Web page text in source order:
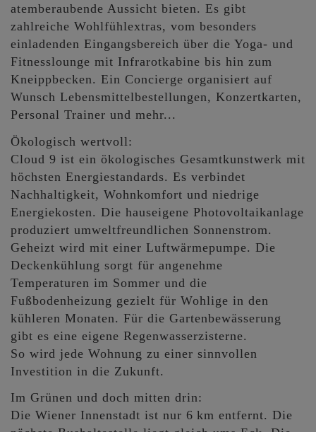
atemberaubende Aussicht bieten. Es gibt
zahlreiche Wohlfühlextras, vom besonders
einladenden Eingangsbereich über die Yoga- und
Fitnesslounge mit Infrarotkabine bis hin zum
Kneippbecken. Ein Concierge organisiert auf
Wunsch Lebensmittelbestellungen, Konzertkarten,
Personal Trainer und mehr...
Ökologisch wertvoll:
Cloud 9 ist ein ökologisches Gesamtkunstwerk mit
höchsten Energiestandards. Es verbindet
Nachhaltigkeit, Wohnkomfort und niedrige
Energiekosten. Die hauseigene Photovoltaikanlage
produziert umweltfreundlichen Sonnenstrom.
Geheizt wird mit einer Luftwärmepumpe. Die
Deckenkühlung sorgt für angenehme
Temperaturen im Sommer und die
Fußbodenheizung gezielt für Wohlige in den
kühleren Monaten. Für die Gartenbewässerung
gibt es eine eigene Regenwasserzisterne.
So wird jede Wohnung zu einer sinnvollen
Investition in die Zukunft.
Im Grünen und doch mitten drin:
Die Wiener Innenstadt ist nur 6 km entfernt. Die